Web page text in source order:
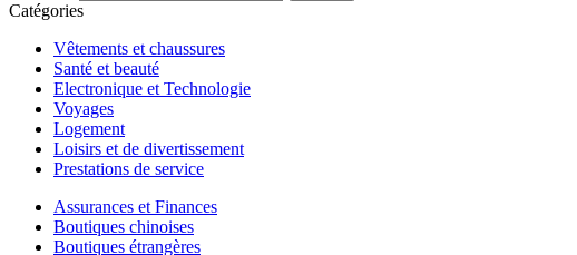
Catégories
Vêtements et chaussures
Santé et beauté
Electronique et Technologie
Voyages
Logement
Loisirs et de divertissement
Prestations de service
Assurances et Finances
Boutiques chinoises
Boutiques étrangères